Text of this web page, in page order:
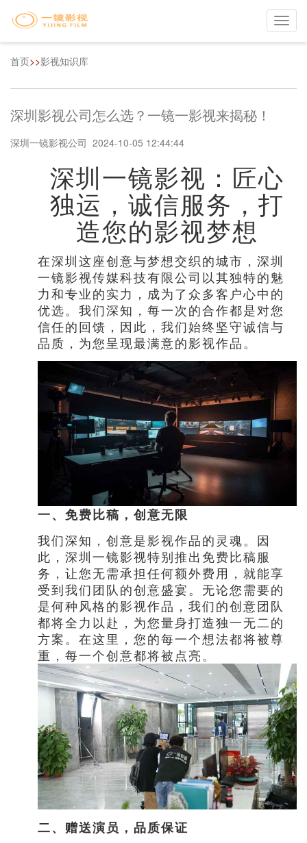
首页>>影视知识库
深圳影视公司怎么选？一镜一影视来揭秘！
深圳一镜影视公司 2024-10-05 12:44:44
深圳一镜影视：匠心
独运，诚信服务，打
造您的影视梦想
在深圳这座创意与梦想交织的城市，深圳
一镜影视传媒科技有限公司以其独特的魅
力和专业的实力，成为了众多客户心中的
优选。我们深知，每一次的合作都是对您
信任的回馈，因此，我们始终坚守诚信与
品质，为您呈现最满意的影视作品。
一、免费比稿，创意无限
我们深知，创意是影视作品的灵魂。因
此，深圳一镜影视特别推出免费比稿服
务，让您无需承担任何额外费用，就能享
受到我们团队的创意盛宴。无论您需要的
是何种风格的影视作品，我们的创意团队
都将全力以赴，为您量身打造独一无二的
方案。在这里，您的每一个想法都将被尊
重，每一个创意都将被点亮。
二、赠送演员，品质保证